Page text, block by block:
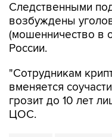
Следственными
возбуждены
(мошенничество в
России.
"Сотрудникам
вменяется
грозит до 10 лет
ЦОС.